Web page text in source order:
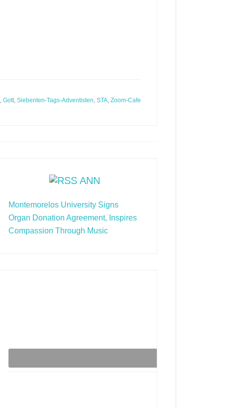
, Gott, Siebenten-Tags-Adventisten, STA, Zoom-Cafe
ANN
Montemorelos University Signs
Organ Donation Agreement, Inspires
Compassion Through Music